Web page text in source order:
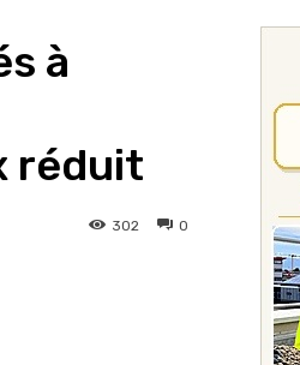
à
réduit
0
302